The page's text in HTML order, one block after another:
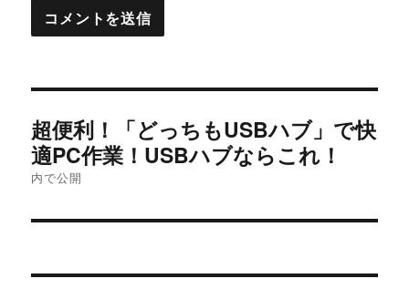
稿
ナ
ビ
超便利！「どっちもUSBハブ」で快
適PC作業！USBハブならこれ！
内で公開